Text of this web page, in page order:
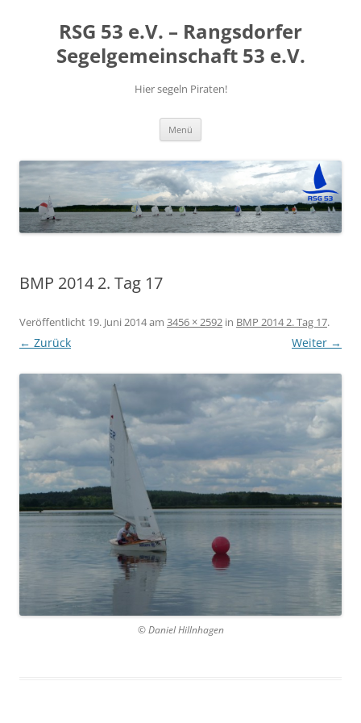
RSG 53 e.V. – Rangsdorfer
Segelgemeinschaft 53 e.V.
Hier segeln Piraten!
Menü
BMP 2014 2. Tag 17
Veröffentlicht 19. Juni 2014am 3456 × 2592 in BMP 2014 2. Tag 17.
← Zurück Weiter →
© Daniel Hillnhagen